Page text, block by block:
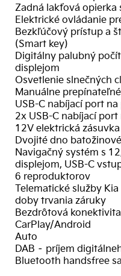
Zadná lakťová opierka
Elektrické ovládanie
Bezkľúčový prístup a
(Smart key)
Digitálny palubný
displejom
Osvetlenie slnečných
Manuálne
USB-C nabíjací port
2x USB-C nabíjací
12V elektrická
Dvojité dno
Navigačný systém s
displejom, USB-C
6 reproduktorov
Telematické služby
doby trvania záruky
Bezdrôtová
CarPlay/Android
Auto
DAB – príjem
Bluetooth handsfree